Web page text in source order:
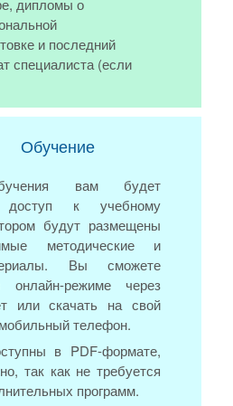
дипломы о
и последний
специалиста (если
Обучение
вам будет
доступ к учебному
будут размещены
методические и
Вы сможете
режиме через
или скачать на свой
телефон.
в PDF-формате,
так как не требуется
программ.